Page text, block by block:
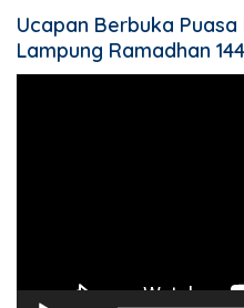
Ucapan Berbuka
Lampung Ramadhan